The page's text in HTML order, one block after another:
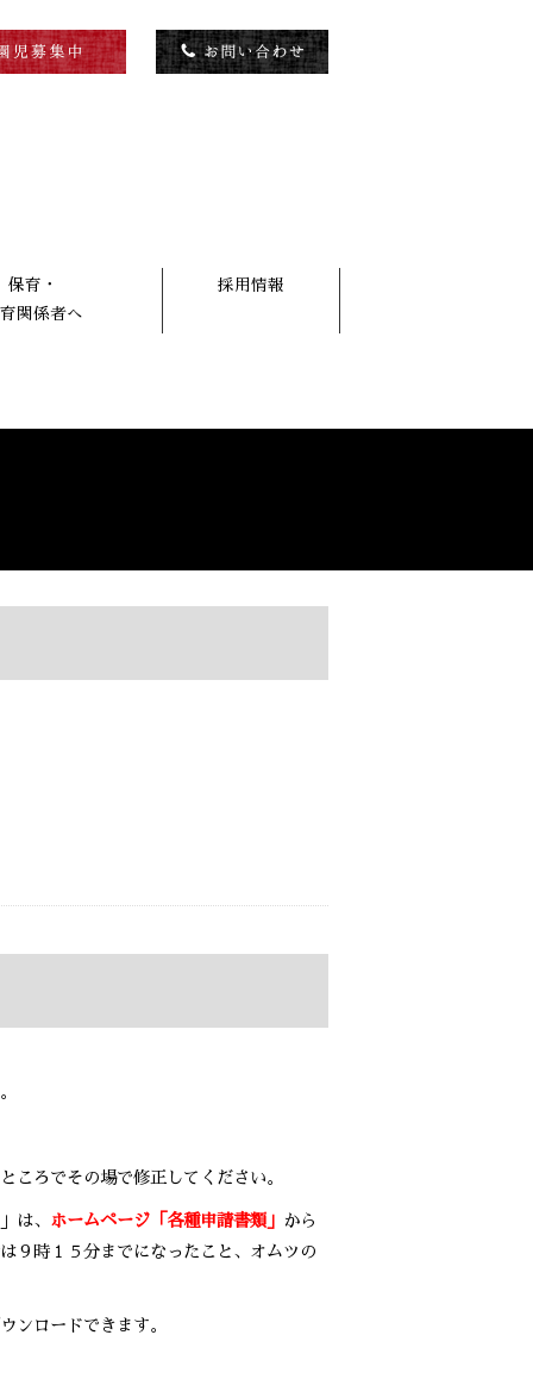
保育・
関係者へ
採用情報
ころでその場で修正してください。
は、 ホームページ「各種申請書類」
から
９時１５分までになったこと、オムツの
ンロードできます。